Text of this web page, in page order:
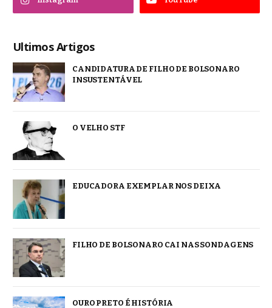
Ultimos Artigos
CANDIDATURA DE FILHO DE BOLSONARO
INSUSTENTÁVEL
O VELHO STF
EDUCADORA EXEMPLAR NOS DEIXA
FILHO DE BOLSONARO CAI NAS SONDAGENS
OURO PRETO É HISTÓRIA